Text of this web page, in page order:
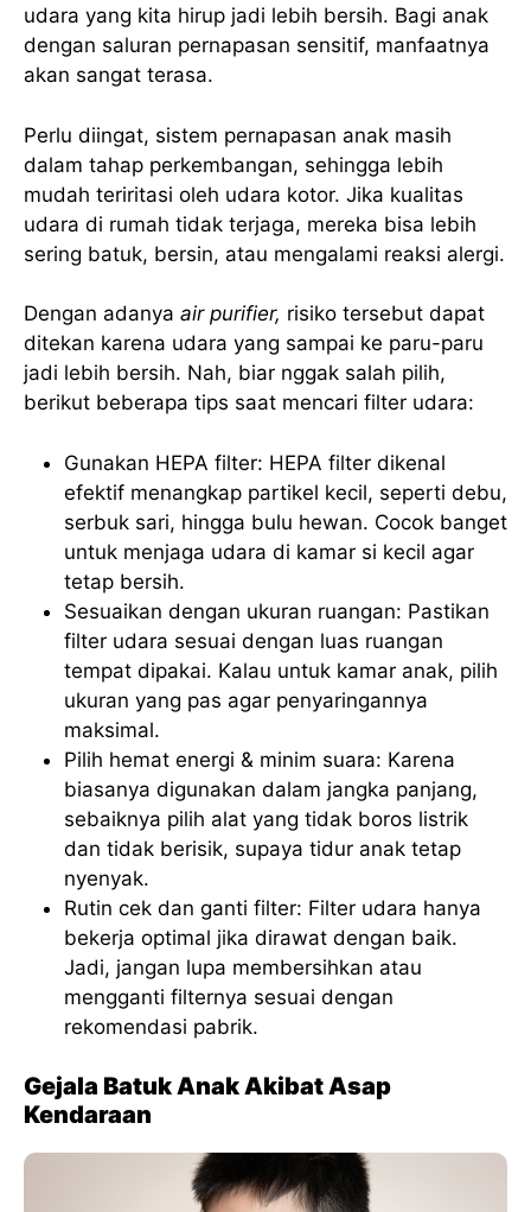
udara yang kita hirup jadi lebih bersih. Bagi anak
dengan saluran pernapasan sensitif, manfaatnya
akan sangat terasa.
Perlu diingat, sistem pernapasan anak masih
dalam tahap perkembangan, sehingga lebih
mudah teriritasi oleh udara kotor. Jika kualitas
udara di rumah tidak terjaga, mereka bisa lebih
sering batuk, bersin, atau mengalami reaksi alergi.
Dengan adanya air purifier, risiko tersebut dapat
ditekan karena udara yang sampai ke paru-paru
jadi lebih bersih. Nah, biar nggak salah pilih,
berikut beberapa tips saat mencari filter udara:
Gunakan HEPA filter: HEPA filter dikenal
efektif menangkap partikel kecil, seperti debu,
serbuk sari, hingga bulu hewan. Cocok banget
untuk menjaga udara di kamar si kecil agar
tetap bersih.
Sesuaikan dengan ukuran ruangan: Pastikan
filter udara sesuai dengan luas ruangan
tempat dipakai. Kalau untuk kamar anak, pilih
ukuran yang pas agar penyaringannya
maksimal.
Pilih hemat energi & minim suara: Karena
biasanya digunakan dalam jangka panjang,
sebaiknya pilih alat yang tidak boros listrik
dan tidak berisik, supaya tidur anak tetap
nyenyak.
Rutin cek dan ganti filter: Filter udara hanya
bekerja optimal jika dirawat dengan baik.
Jadi, jangan lupa membersihkan atau
mengganti filternya sesuai dengan
rekomendasi pabrik.
Gejala Batuk Anak Akibat Asap
Kendaraan